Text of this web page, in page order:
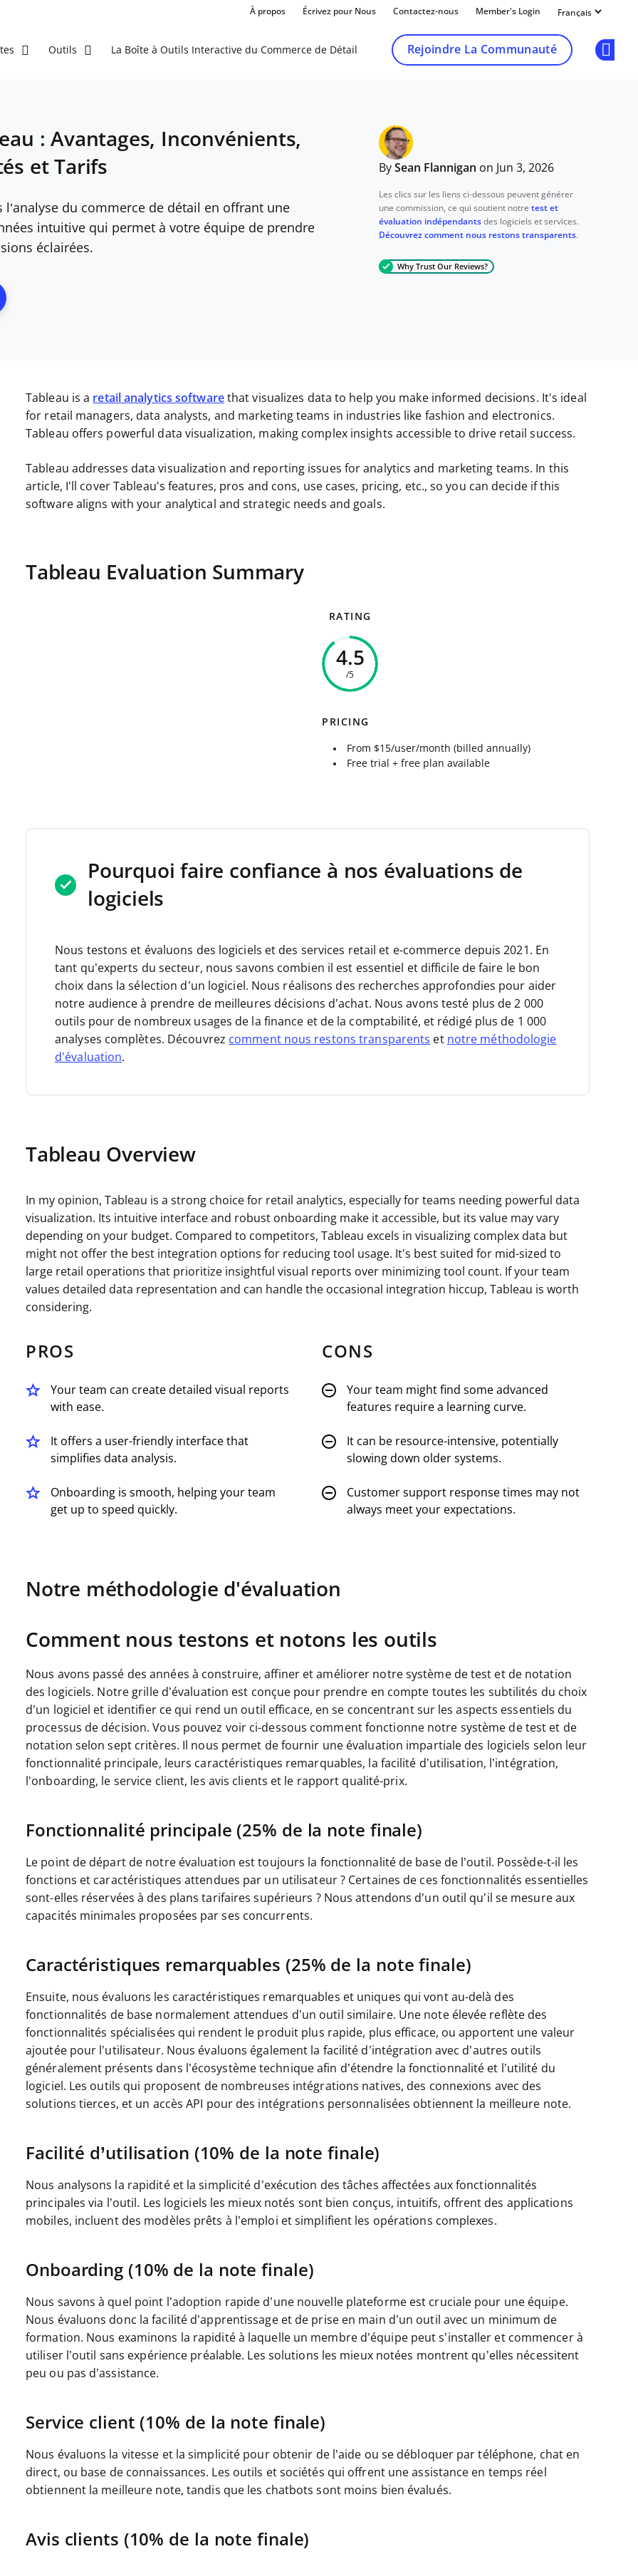
À propos Écrivez pour Nous Contactez-nous Member's Login
Outils La Boîte à Outils Interactive du Commerce de Détail Rejoindre La Communauté
: Avantages, Inconvénients,
et Tarifs
l’analyse du commerce de détail en offrant une
intuitive qui permet à votre équipe de prendre
éclairées.
New Window
By Sean Flannigan on Jun 3, 2026
Les clics sur les liens ci-dessous peuvent générer
une commission, ce qui soutient notre test et
évaluation indépendants des logiciels et services.
Découvrez comment nous restons transparents.
Why Trust Our Reviews?
Tableau is a retail analytics softwarethat visualizes data to help you make informed decisions. It's ideal
for retail managers, data analysts, and marketing teams in industries like fashion and electronics.
Tableau offers powerful data visualization, making complex insights accessible to drive retail success.
Tableau addresses data visualization and reporting issues for analytics and marketing teams. In this
article, I'll cover Tableau's features, pros and cons, use cases, pricing, etc., so you can decide if this
software aligns with your analytical and strategic needs and goals.
Tableau Evaluation Summary
RATING
4.5
/5
PRICING
From $15/user/month (billed annually)
Free trial + free plan available
Pourquoi faire confiance à nos évaluations de
logiciels
Nous testons et évaluons des logiciels et des services retail et e-commerce depuis 2021. En
tant qu’experts du secteur, nous savons combien il est essentiel et difficile de faire le bon
choix dans la sélection d’un logiciel. Nous réalisons des recherches approfondies pour aider
notre audience à prendre de meilleures décisions d’achat. Nous avons testé plus de 2 000
outils pour de nombreux usages de la finance et de la comptabilité, et rédigé plus de 1 000
analyses complètes. Découvrez comment nous restons transparents et notre méthodologie
d’évaluation.
Tableau Overview
In my opinion, Tableau is a strong choice for retail analytics, especially for teams needing powerful data
visualization. Its intuitive interface and robust onboarding make it accessible, but its value may vary
depending on your budget. Compared to competitors, Tableau excels in visualizing complex data but
might not offer the best integration options for reducing tool usage. It's best suited for mid-sized to
large retail operations that prioritize insightful visual reports over minimizing tool count. If your team
values detailed data representation and can handle the occasional integration hiccup, Tableau is worth
considering.
PROS
Your team can create detailed visual reports
with ease.
It offers a user-friendly interface that
simplifies data analysis.
Onboarding is smooth, helping your team
get up to speed quickly.
CONS
Your team might find some advanced
features require a learning curve.
It can be resource-intensive, potentially
slowing down older systems.
Customer support response times may not
always meet your expectations.
Notre méthodologie d'évaluation
Comment nous testons et notons les outils
Nous avons passé des années à construire, affiner et améliorer notre système de test et de notation
des logiciels. Notre grille d’évaluation est conçue pour prendre en compte toutes les subtilités du choix
d’un logiciel et identifier ce qui rend un outil efficace, en se concentrant sur les aspects essentiels du
processus de décision. Vous pouvez voir ci-dessous comment fonctionne notre système de test et de
notation selon sept critères. Il nous permet de fournir une évaluation impartiale des logiciels selon leur
fonctionnalité principale, leurs caractéristiques remarquables, la facilité d’utilisation, l’intégration,
l’onboarding, le service client, les avis clients et le rapport qualité-prix.
Fonctionnalité principale (25% de la note finale)
Le point de départ de notre évaluation est toujours la fonctionnalité de base de l’outil. Possède-t-il les
fonctions et caractéristiques attendues par un utilisateur ? Certaines de ces fonctionnalités essentielles
sont-elles réservées à des plans tarifaires supérieurs ? Nous attendons d’un outil qu’il se mesure aux
capacités minimales proposées par ses concurrents.
Caractéristiques remarquables (25% de la note finale)
Ensuite, nous évaluons les caractéristiques remarquables et uniques qui vont au-delà des
fonctionnalités de base normalement attendues d’un outil similaire. Une note élevée reflète des
fonctionnalités spécialisées qui rendent le produit plus rapide, plus efficace, ou apportent une valeur
ajoutée pour l’utilisateur. Nous évaluons également la facilité d’intégration avec d’autres outils
généralement présents dans l’écosystème technique afin d’étendre la fonctionnalité et l’utilité du
logiciel. Les outils qui proposent de nombreuses intégrations natives, des connexions avec des
solutions tierces, et un accès API pour des intégrations personnalisées obtiennent la meilleure note.
Facilité d’utilisation (10% de la note finale)
Nous analysons la rapidité et la simplicité d’exécution des tâches affectées aux fonctionnalités
principales via l’outil. Les logiciels les mieux notés sont bien conçus, intuitifs, offrent des applications
mobiles, incluent des modèles prêts à l’emploi et simplifient les opérations complexes.
Onboarding (10% de la note finale)
Nous savons à quel point l’adoption rapide d’une nouvelle plateforme est cruciale pour une équipe.
Nous évaluons donc la facilité d’apprentissage et de prise en main d’un outil avec un minimum de
formation. Nous examinons la rapidité à laquelle un membre d’équipe peut s’installer et commencer à
utiliser l’outil sans expérience préalable. Les solutions les mieux notées montrent qu’elles nécessitent
peu ou pas d’assistance.
Service client (10% de la note finale)
Nous évaluons la vitesse et la simplicité pour obtenir de l’aide ou se débloquer par téléphone, chat en
direct, ou base de connaissances. Les outils et sociétés qui offrent une assistance en temps réel
obtiennent la meilleure note, tandis que les chatbots sont moins bien évalués.
Avis clients (10% de la note finale)